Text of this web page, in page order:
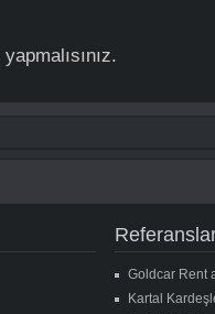
yapmalısınız.
Goldcar Rent
Kartal